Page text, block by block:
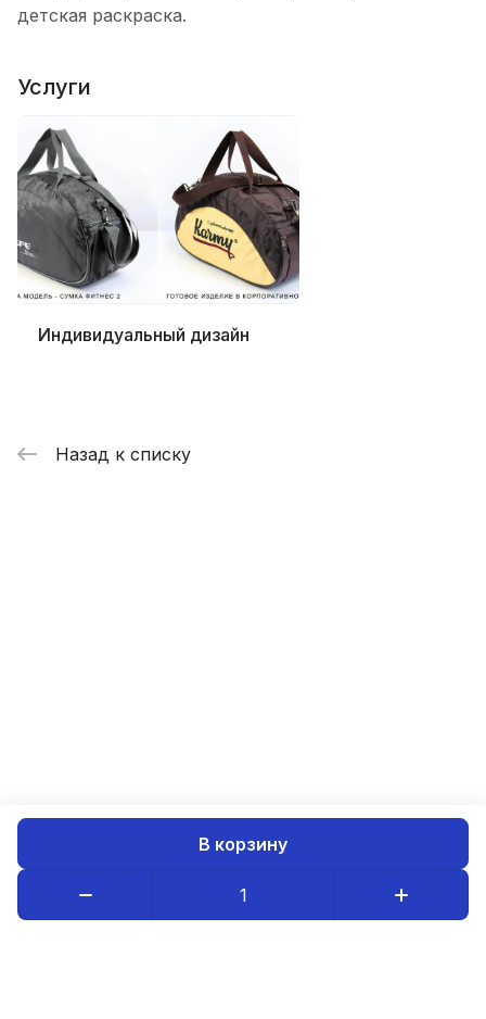
В корзину
детская раскраска.
Услуги
Индивидуальный дизайн
Назад к списку